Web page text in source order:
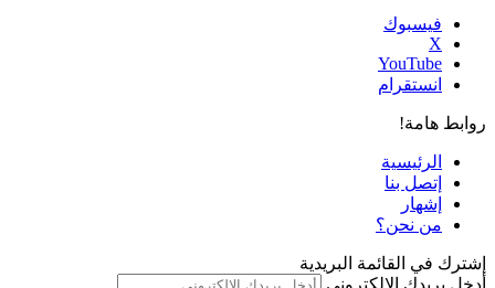
فيسبوك
‫X
‫YouTube
انستقرام
روابط هامة!
الرئيسية
إتصل بنا
إشهار
من نحن؟
إشترك في القائمة البريدية
أدخل بريدك الإلكتروني